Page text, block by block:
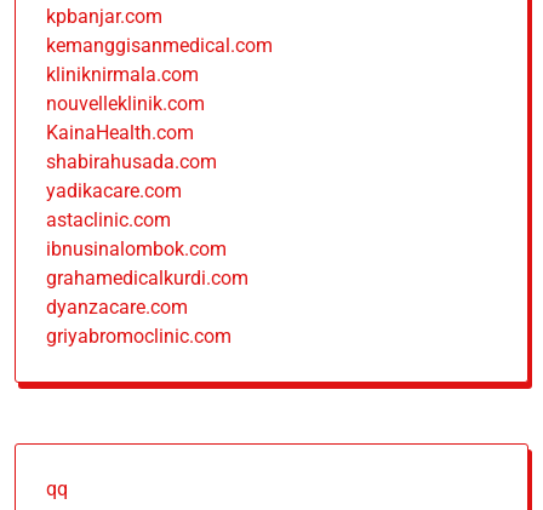
kpbanjar.com
kemanggisanmedical.com
kliniknirmala.com
nouvelleklinik.com
KainaHealth.com
shabirahusada.com
yadikacare.com
astaclinic.com
ibnusinalombok.com
grahamedicalkurdi.com
dyanzacare.com
griyabromoclinic.com
qq